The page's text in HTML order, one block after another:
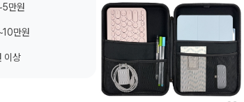
만원
만원
이상